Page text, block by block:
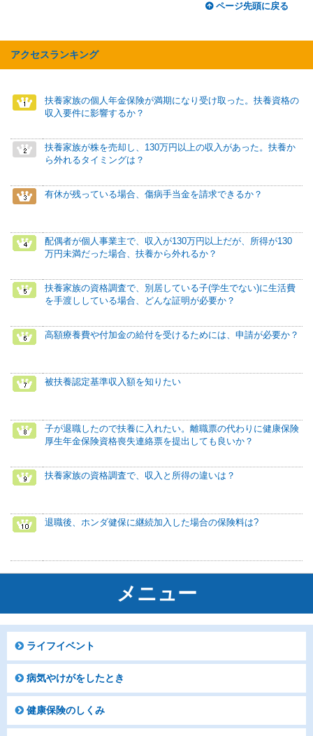
ページ先頭に戻る
アクセスランキング
扶養家族の個人年金保険が満期になり受け取った。扶養資格の
収入要件に影響するか？
扶養家族が株を売却し、130万円以上の収入があった。扶養か
ら外れるタイミングは？
有休が残っている場合、傷病手当金を請求できるか？
配偶者が個人事業主で、収入が130万円以上だが、所得が130
万円未満だった場合、扶養から外れるか？
扶養家族の資格調査で、別居している子(学生でない)に生活費
を手渡ししている場合、どんな証明が必要か？
高額療養費や付加金の給付を受けるためには、申請が必要か？
被扶養認定基準収入額を知りたい
子が退職したので扶養に入れたい。離職票の代わりに健康保険
厚生年金保険資格喪失連絡票を提出しても良いか？
扶養家族の資格調査で、収入と所得の違いは？
退職後、ホンダ健保に継続加入した場合の保険料は?
メニュー
ライフイベント
病気やけがをしたとき
健康保険のしくみ